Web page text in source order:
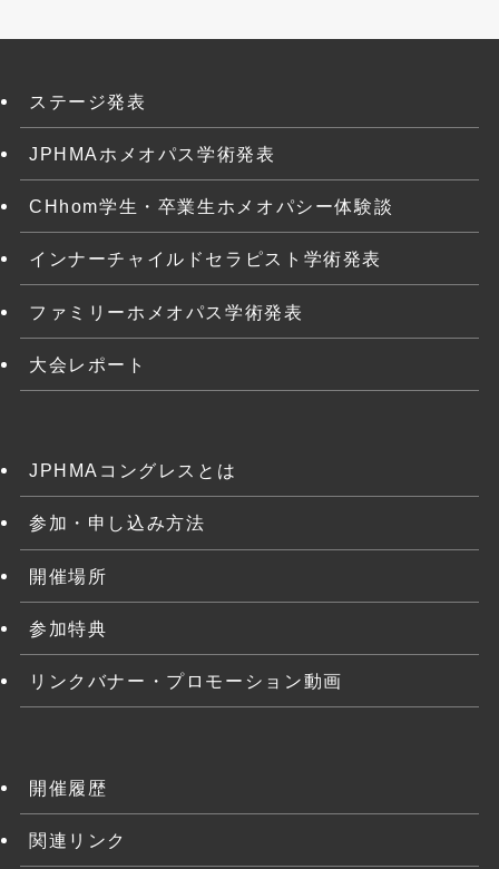
ステージ発表
JPHMAホメオパス学術発表
CHhom学生・卒業生ホメオパシー体験談
インナーチャイルドセラピスト学術発表
ファミリーホメオパス学術発表
大会レポート
JPHMAコングレスとは
参加・申し込み方法
開催場所
参加特典
リンクバナー・プロモーション動画
開催履歴
関連リンク